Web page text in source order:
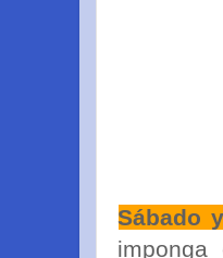
Sábado